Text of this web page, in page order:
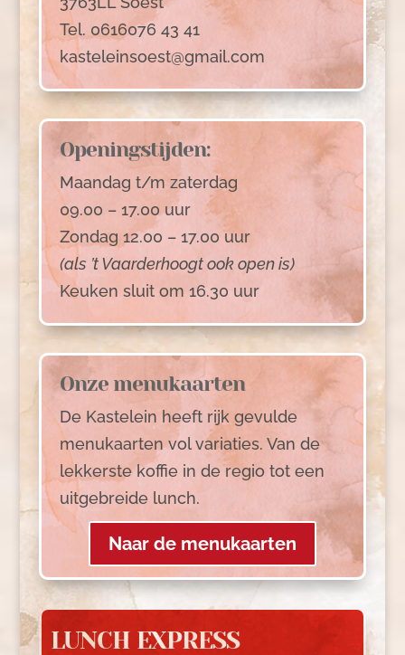
Tel. 0616076 43 41
kasteleinsoest@gmail.com
Openingstijden:
Maandag t/m zaterdag
09.00 – 17.00 uur
Zondag 12.00 – 17.00 uur
(als ’t Vaarderhoogt ook open is)
Keuken sluit om 16.30 uur
Onze menukaarten
De Kastelein heeft rijk gevulde
menukaarten vol variaties. Van de
lekkerste koffie in de regio tot een
uitgebreide lunch.
Naar de menukaarten
LUNCH EXPRESS